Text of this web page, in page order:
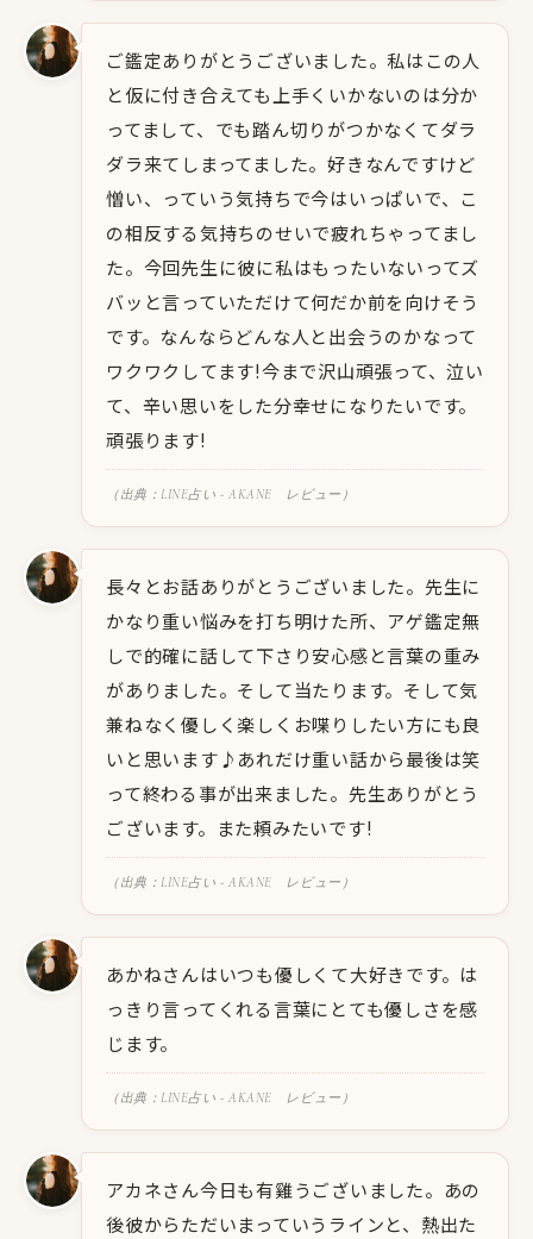
ご鑑定ありがとうございました。私はこの人
と仮に付き合えても上手くいかないのは分か
ってまして、でも踏ん切りがつかなくてダラ
ダラ来てしまってました。好きなんですけど
憎い、っていう気持ちで今はいっぱいで、こ
の相反する気持ちのせいで疲れちゃってまし
た。今回先生に彼に私はもったいないってズ
バッと言っていただけて何だか前を向けそう
です。なんならどんな人と出会うのかなって
ワクワクしてます!今まで沢山頑張って、泣い
て、辛い思いをした分幸せになりたいです。
頑張ります!
（出典：LINE占い - AKANE レビュー）
長々とお話ありがとうございました。先生に
かなり重い悩みを打ち明けた所、アゲ鑑定無
しで的確に話して下さり安心感と言葉の重み
がありました。そして当たります。そして気
兼ねなく優しく楽しくお喋りしたい方にも良
いと思います♪あれだけ重い話から最後は笑
って終わる事が出来ました。先生ありがとう
ございます。また頼みたいです!
（出典：LINE占い - AKANE レビュー）
あかねさんはいつも優しくて大好きです。は
っきり言ってくれる言葉にとても優しさを感
じます。
（出典：LINE占い - AKANE レビュー）
アカネさん今日も有雞うございました。あの
後彼からただいまっていうラインと、熱出た